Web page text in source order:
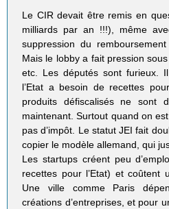
Le CIR devait être remis en
milliards par an !!!), même
suppression du
Mais le lobby a fait pression
etc. Les députés sont furieux.
l’Etat a besoin de recettes
produits défiscalisés ne sont
maintenant. Surtout quand on
pas d’impôt. Le statut JEI fait
copier le modèle allemand, qui
Les startups créent peu
recettes pour l’Etat) et coûtent
Une ville comme Paris
créations d’entreprises, et pour